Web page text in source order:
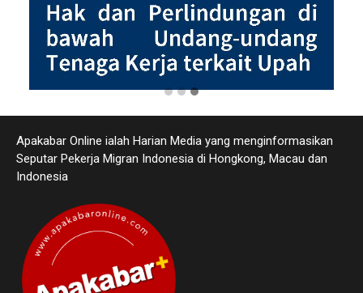
Apakabar Online ialah Harian Media yang menginformasikan
Seputar Pekerja Migran Indonesia di Hongkong, Macau dan
Indonesia